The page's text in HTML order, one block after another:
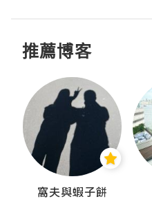
推薦博客
窩夫與蝦子餅